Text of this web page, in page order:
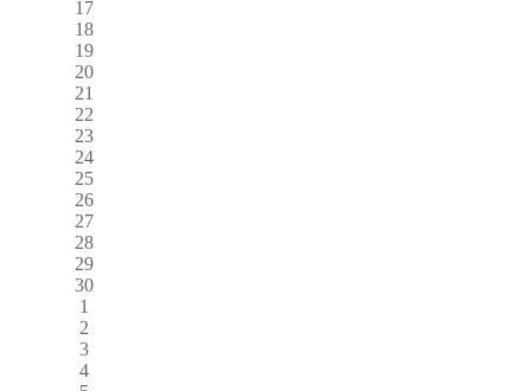
17
18
19
20
21
22
23
24
25
26
27
28
29
30
1
2
3
4